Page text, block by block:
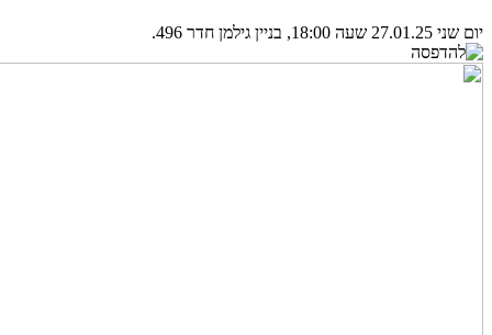
יום שני 27.01.25 שעה 18:00, בניין גילמן חדר 496.